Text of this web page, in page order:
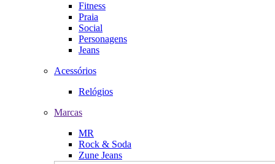
Fitness
Praia
Social
Personagens
Jeans
Acessórios
Relógios
Marcas
MR
Rock & Soda
Zune Jeans